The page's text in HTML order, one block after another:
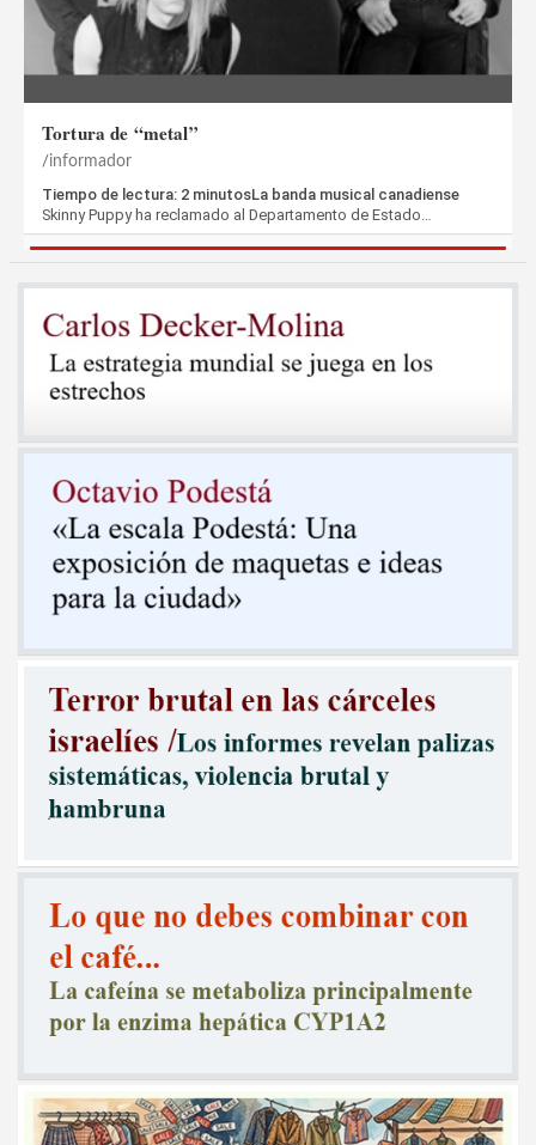
Tortura de “metal”
informador
Tiempo de lectura: 2 minutosLa banda musical canadiense
Skinny Puppy ha reclamado al Departamento de Estado…